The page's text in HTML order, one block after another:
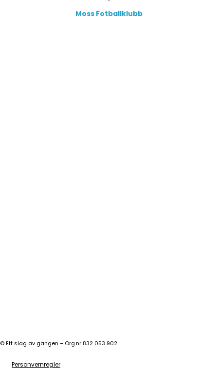
Moss Fotballklubb
©Ett slag av gangen – Org.nr 832 053 902
Personvernregler